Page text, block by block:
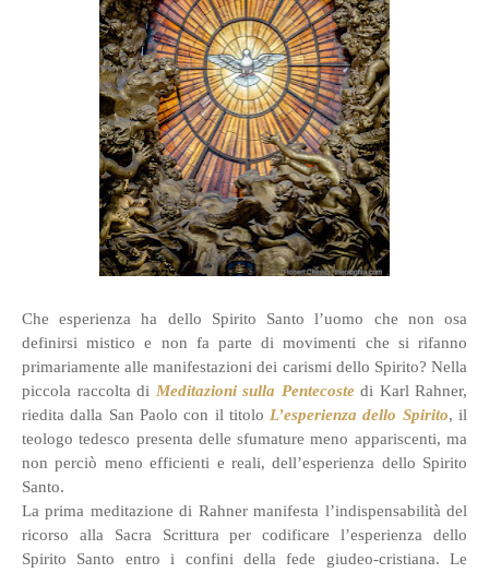
Che esperienza ha dello Spirito Santo l’uomo che non osa
definirsi mistico e non fa parte di movimenti che si rifanno
primariamente alle manifestazioni dei carismi dello Spirito? Nella
piccola raccolta di Meditazioni sulla Pentecostedi Karl Rahner,
riedita dalla San Paolo con il titolo L’esperienza dello Spirito, il
teologo tedesco presenta delle sfumature meno appariscenti, ma
non perciò meno efficienti e reali, dell’esperienza dello Spirito
Santo.
La prima meditazione di Rahner manifesta l’indispensabilità del
ricorso alla Sacra Scrittura per codificare l’esperienza dello
Spirito Santo entro i confini della fede giudeo-cristiana. Le